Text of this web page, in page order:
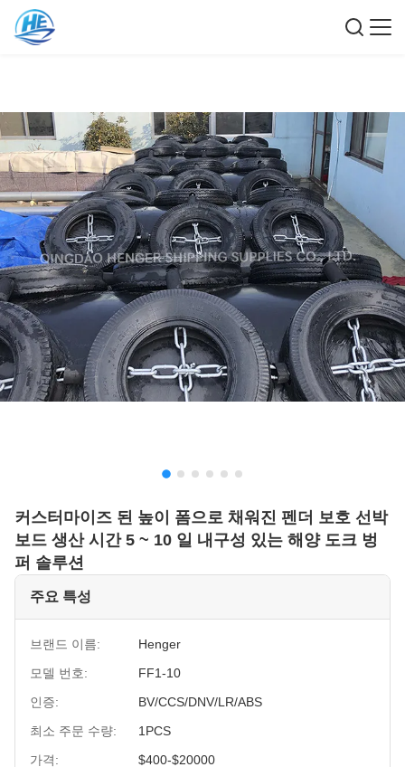
커스터마이즈 된 높이 폼으로 채워진 펜더 보호 선박
보드 생산 시간 5 ~ 10 일 내구성 있는 해양 도크 벙
퍼 솔루션
주요 특성
브랜드 이름:
Henger
모델 번호:
FF1-10
인증:
BV/CCS/DNV/LR/ABS
최소 주문 수량:
1PCS
가격:
$400-$20000